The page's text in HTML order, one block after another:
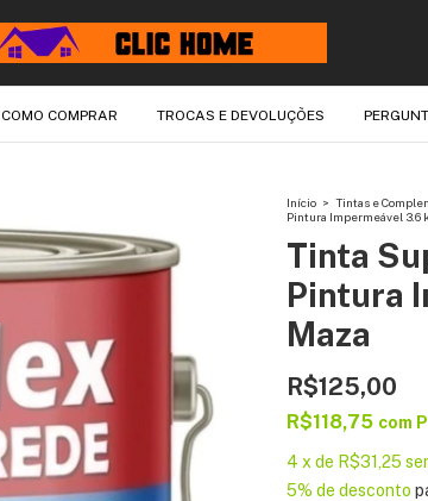
COMO COMPRAR TROCAS E DEVOLUÇÕES
Início > Tintas e
Pintura Impermeável 3.6
Tinta
Pintura
Maza
R$125,00
R$118,75 com
4 x de R$31,25
5% de desconto